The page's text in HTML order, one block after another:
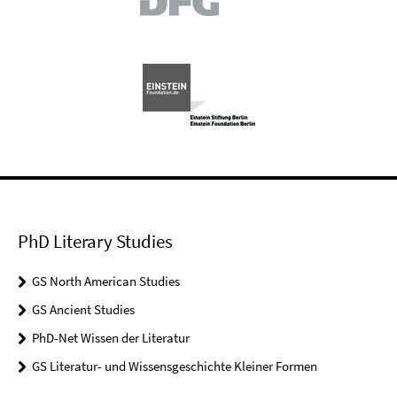
PhD Literary Studies
GS North American Studies
GS Ancient Studies
PhD-Net Wissen der Literatur
GS Literatur- und Wissensgeschichte Kleiner Formen